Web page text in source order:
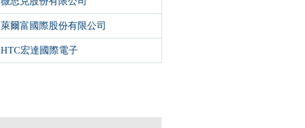
萊爾富國際股份有限公司
HTC宏達國際電子